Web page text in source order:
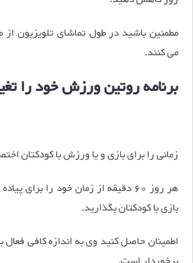
مطمئین باشید در طول تماشای تلویزیون
می کنند.
برنامه روتین ورزش خود را
زمانی را برای بازی و یا ورزش با کودکتان
هر روز 60 دقیقه از زمان خود را
بازی با کودکتان بگذارید.
اطمینان حاصل کنید وی به اندازه کافی فعال